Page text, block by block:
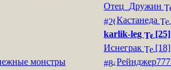
Отец_Дружин
Кастанеда
монстры
karlik-leg [25]
Иснеграк
[18]
Рейнджер777